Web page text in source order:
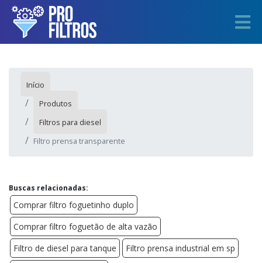
Início
Produtos
Filtros para diesel
Filtro prensa transparente
Buscas relacionadas:
Comprar filtro foguetinho duplo
Comprar filtro foguetão de alta vazão
Filtro de diesel para tanque
Filtro prensa industrial em sp